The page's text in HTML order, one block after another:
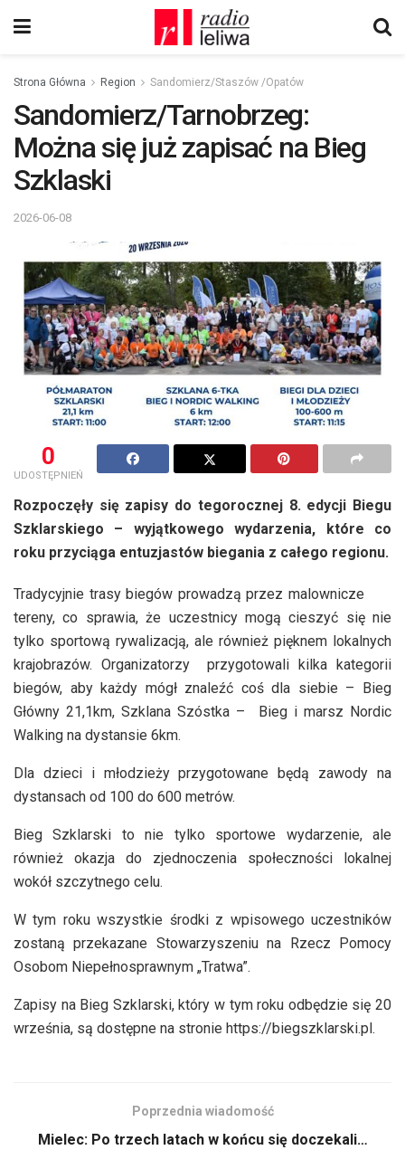
Strona Główna Region Sandomierz/Staszów /Opatów
Sandomierz/Tarnobrzeg:
Można się już zapisać na Bieg
Szklaski
2026-06-08
0
UDOSTĘPNIEŃ
Rozpoczęły się zapisy do tegorocznej 8. edycji Biegu
Szklarskiego – wyjątkowego wydarzenia, które co
roku przyciąga entuzjastów biegania z całego regionu.
Tradycyjnie trasy biegów prowadzą przez malownicze
tereny, co sprawia, że uczestnicy mogą cieszyć się nie
tylko sportową rywalizacją, ale również pięknem lokalnych
krajobrazów. Organizatorzy przygotowali kilka kategorii
biegów, aby każdy mógł znaleźć coś dla siebie – Bieg
Główny 21,1km, Szklana Szóstka – Bieg i marsz Nordic
Walking na dystansie 6km.
Dla dzieci i młodzieży przygotowane będą zawody na
dystansach od 100 do 600 metrów.
Bieg Szklarski to nie tylko sportowe wydarzenie, ale
również okazja do zjednoczenia społeczności lokalnej
wokół szczytnego celu.
W tym roku wszystkie środki z wpisowego uczestników
zostaną przekazane Stowarzyszeniu na Rzecz Pomocy
Osobom Niepełnosprawnym „Tratwa”.
Zapisy na Bieg Szklarski, który w tym roku odbędzie się 20
września, są dostępne na stronie https://biegszklarski.pl.
Poprzednia wiadomość
Mielec: Po trzech latach w końcu się doczekali…